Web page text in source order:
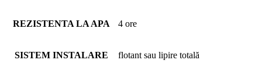
REZISTENTA LA APA 4 ore
SISTEM INSTALARE flotant sau lipire totală